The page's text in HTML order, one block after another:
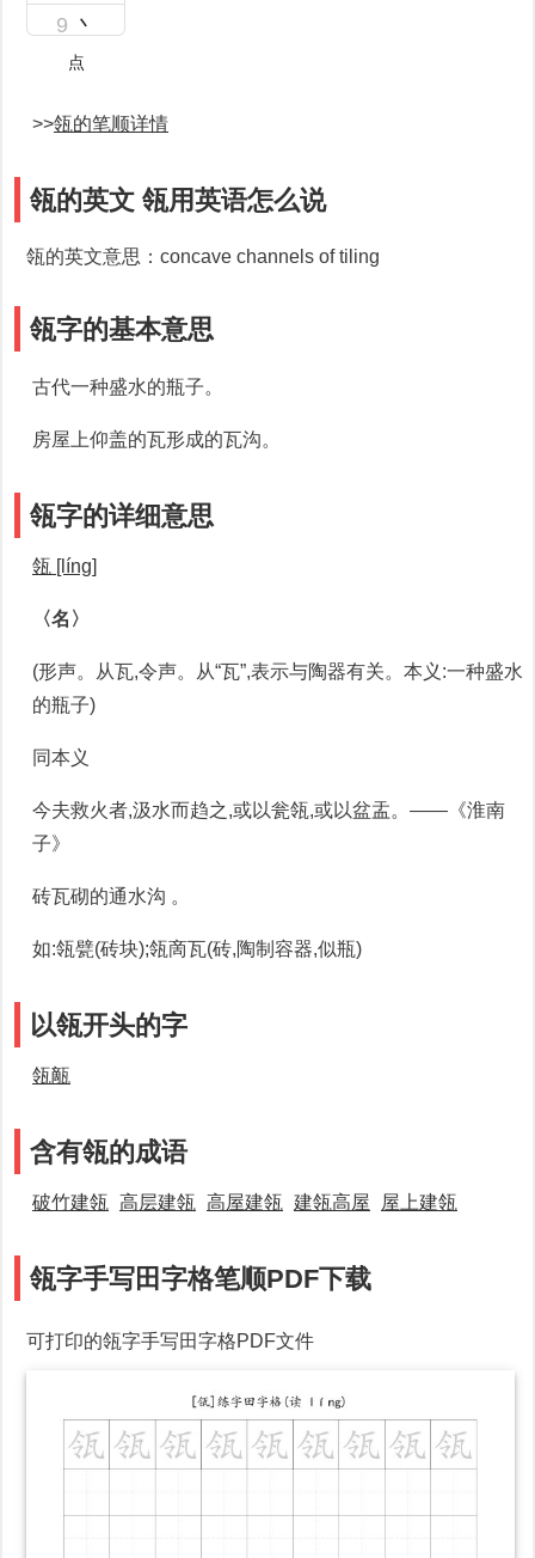
9 丶
点
>>瓴的笔顺详情
瓴的英文 瓴用英语怎么说
瓴的英文意思：concave channels of tiling
瓴字的基本意思
古代一种盛水的瓶子。
房屋上仰盖的瓦形成的瓦沟。
瓴字的详细意思
瓴 [líng]
〈名〉
(形声。从瓦,令声。从“瓦”,表示与陶器有关。本义:一种盛水
的瓶子)
同本义
今夫救火者,汲水而趋之,或以瓮瓴,或以盆盂。——《淮南
子》
砖瓦砌的通水沟 。
如:瓴甓(砖块);瓴啇瓦(砖,陶制容器,似瓶)
以瓴开头的字
瓴甋
含有瓴的成语
破竹建瓴 高层建瓴 高屋建瓴 建瓴高屋 屋上建瓴
瓴字手写田字格笔顺PDF下载
可打印的瓴字手写田字格PDF文件